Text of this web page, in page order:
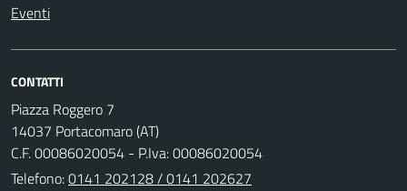
Eventi
CONTATTI
Piazza Roggero 7
14037 Portacomaro (AT)
C.F. 00086020054 - P.Iva: 00086020054
Telefono:0141 202128 / 0141 202627